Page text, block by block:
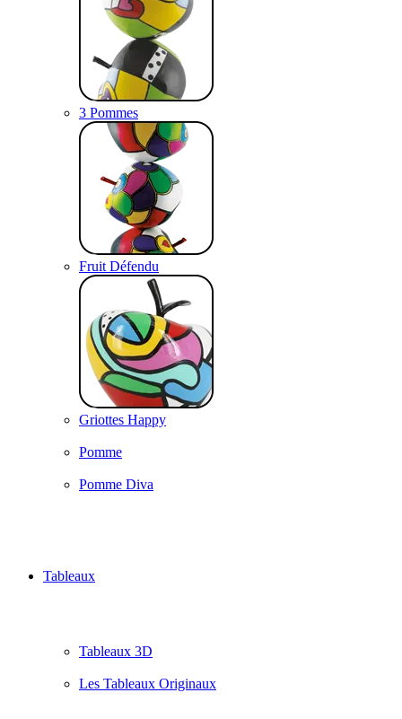
3 Pommes
Fruit Défendu
Griottes Happy
Pomme
Pomme Diva
Tableaux
Tableaux 3D
Les Tableaux Originaux